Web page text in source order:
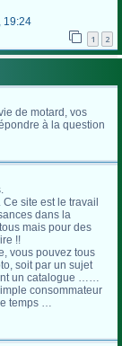
19:24
1 2
de motard, vos
à la question
site est le travail
dans la
mais pour des
!!
vous pouvez tous
soit par un sujet
un catalogue ……
consommateur
temps …